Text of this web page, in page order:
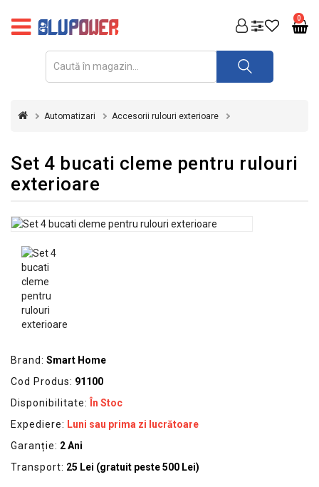
0
FOTOVOLTAICE
REDRESOARE
INVERTOARE
&
TENSIUNE
CASA
GRADINA
SI
ECHIPAMENTE
ELECTRICE
DE
PROTECȚIE
Automatizari Accesorii rulouri exterioare
Set 4 bucati cleme pentru rulouri
exterioare
Brand: Smart Home
Cod Produs: 91100
Disponibilitate:
În Stoc
Expediere: Luni sau prima zi lucrătoare
Garanție: 2 Ani
Transport: 25 Lei (gratuit peste 500 Lei)